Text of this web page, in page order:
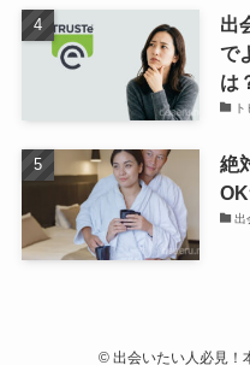
出
で
は
絶
出
©出会いたい人必見！